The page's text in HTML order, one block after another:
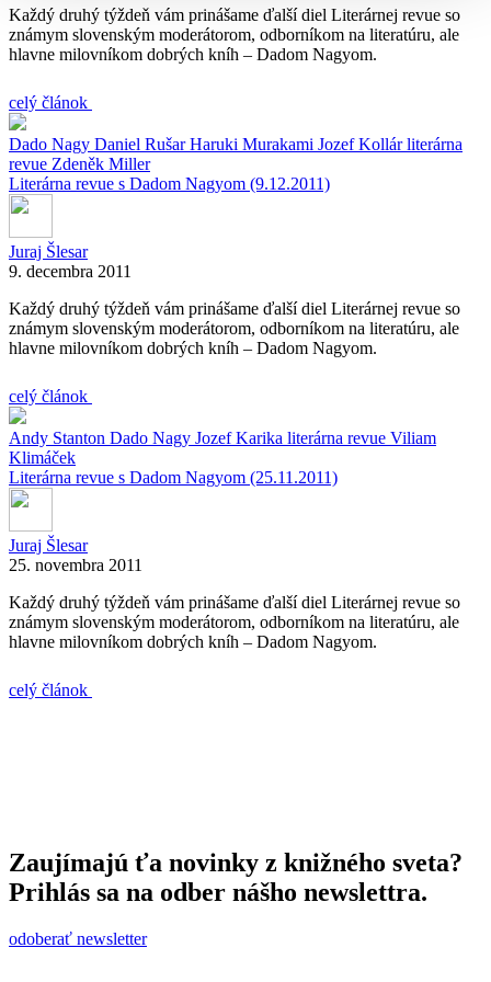
Každý druhý týždeň vám prinášame ďalší diel Literárnej revue so
známym slovenským moderátorom, odborníkom na literatúru, ale
hlavne milovníkom dobrých kníh – Dadom Nagyom.
celý článok
Dado Nagy Daniel RušarHaruki Murakami Jozef Kollárliterárna
revue Zdeněk Miller
Literárna revue s Dadom Nagyom (9.12.2011)
Juraj Šlesar
9. decembra 2011
Každý druhý týždeň vám prinášame ďalší diel Literárnej revue so
známym slovenským moderátorom, odborníkom na literatúru, ale
hlavne milovníkom dobrých kníh – Dadom Nagyom.
celý článok
Andy Stanton Dado Nagy Jozef Karika literárna revue Viliam
Klimáček
Literárna revue s Dadom Nagyom (25.11.2011)
Juraj Šlesar
25. novembra 2011
Každý druhý týždeň vám prinášame ďalší diel Literárnej revue so
známym slovenským moderátorom, odborníkom na literatúru, ale
hlavne milovníkom dobrých kníh – Dadom Nagyom.
celý článok
Zaujímajú ťa novinky z knižného sveta?
Prihlás sa na odber nášho newslettra.
odoberať newsletter